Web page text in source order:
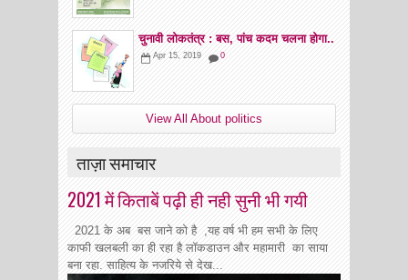
चुनावी लोकतंत्र : बस, पांच कदम चलना होगा..
Apr 15, 2019 0
View All About politics
ताज़ा समाचार
2021 में किताबें पढ़ी ही नही सुनी भी गयी
2021 के अब बस जाने को है ,यह वर्ष भी हम सभी के लिए
काफी खलबली का ही रहा है लॉकडाउन और महामारी का साया
बना रहा. साहित्य के नजरिये से देख...